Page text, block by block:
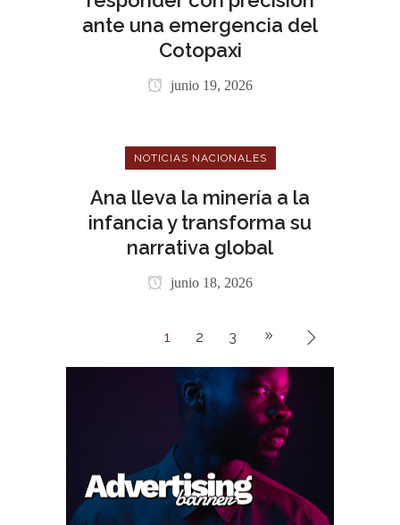
ante una emergencia del
Cotopaxi
junio 19, 2026
NOTICIAS NACIONALES
Ana lleva la minería a la
infancia y transforma su
narrativa global
junio 18, 2026
1 2 3